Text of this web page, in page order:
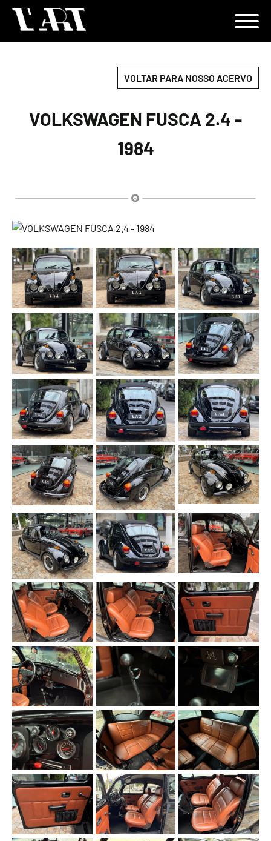
VOLTAR PARA NOSSO ACERVO
VOLKSWAGEN FUSCA 2.4 -
1984